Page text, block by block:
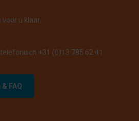
u klaar.
+31 (0)13 785 62 41
FAQ